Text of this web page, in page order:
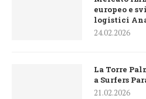
europeo e
logistici
24.02.2026
La Torre
a Surfers
21.02.2026